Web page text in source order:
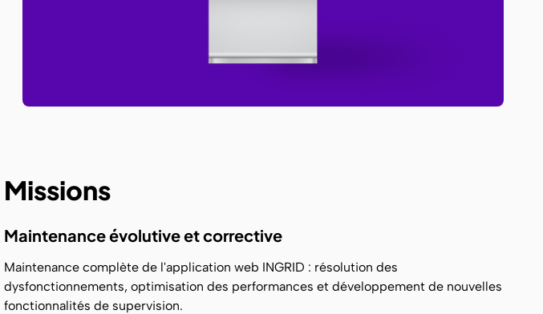
Missions
Maintenance évolutive et corrective
Maintenance complète de l'application web INGRID : résolution des
dysfonctionnements, optimisation des performances et développement de nouvelles
fonctionnalités de supervision.